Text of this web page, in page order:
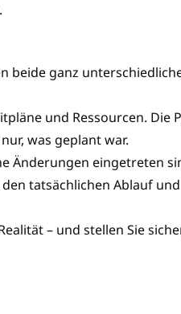
ganz
und Ressourcen.
was geplant war.
Änderungen eingetreten
tatsächlichen Ablauf
– und stellen Sie